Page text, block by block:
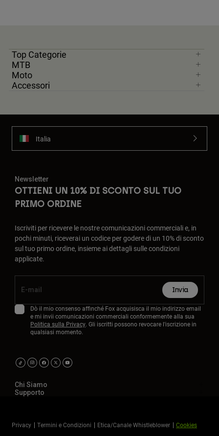
Top Categorie
MTB
Moto
Accessori
Italia
Newsletter
OTTIENI UN 10% DI SCONTO SUL TUO
PRIMO ORDINE
Iscriviti per ricevere le nostre comunicazioni commerciali e, in
pochi minuti, riceverai un codice per godere di un 10% di sconto
sul tuo primo ordine, insieme ai dettagli sulle condizioni
applicate.
Invia
Dò il mio consenso affinché Fox acquisisca il mio indirizzo email
e mi invii comunicazioni commerciali conformemente alla sua
Politica sulla Privacy. Gli iscritti possono revocare l'iscrizione in
qualsiasi momento.
Chi Siamo
Supporto
Privacy Termini e Condizioni Etica/Canale Whistleblower Cookies